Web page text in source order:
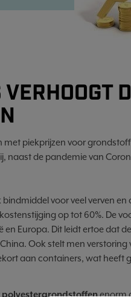
piekprijzen voor
naast de pandemie van
bindmiddel voor veel verven
op tot 60%. De
Europa. Dit leidt ertoe dat
Ook stelt men verstoring
aan containers, wat heeft
polyestergrondstoffenenorm